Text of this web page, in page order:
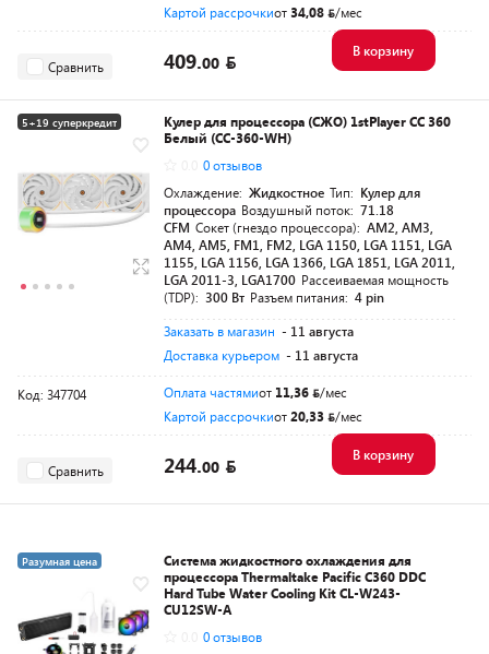
Картой рассрочкиот34,08 /мес
Сравнить 409.00
В корзину
5+19 суперкредит
Кулер для процессора (СЖО) 1stPlayer CC 360
Белый (CC-360-WH)
0 отзывов
Охлаждение: Жидкостное Тип: Кулер для
процессора Воздушный поток: 71.18
CFM Сокет (гнездо процессора): AM2, AM3,
AM4, AM5, FM1, FM2, LGA 1150, LGA 1151, LGA
1155, LGA 1156, LGA 1366, LGA 1851, LGA 2011,
LGA 2011-3, LGA1700 Рассеиваемая мощность
(TDP): 300 Вт Разъем питания: 4 pin
Заказать в магазин - 11 августа
Доставка курьером - 11 августа
Код: 347704 Оплата частямиот 11,36
/мес
Картой рассрочкиот20,33 /мес
Сравнить 244.00
В корзину
Разумная цена
Система жидкостного охлаждения для
процессора Thermaltake Pacific C360 DDC
Hard Tube Water Cooling Kit CL-W243-
CU12SW-A
0 отзывов